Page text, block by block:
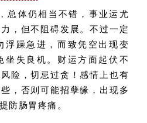
总体仍相当不错，事业运尤
，但不阻碍发展。不过一定
浮躁急进，而致凭空出现变
坐失良机。财运方面起伏不
险，切忌过贪！感情上也有
，否则可能招孽缘，出现多
防肠胃疼痛。